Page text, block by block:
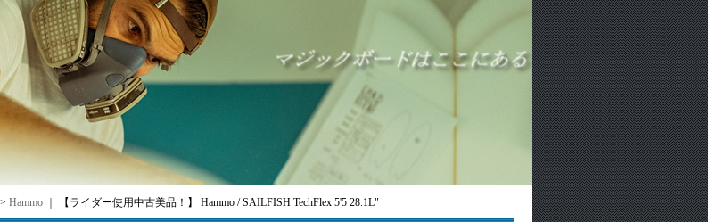
Hammo 【ライダー使用中古美品！】 Hammo / SAILFISH TechFlex 5'5 28.1L"